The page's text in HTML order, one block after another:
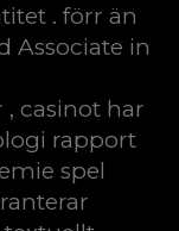
. förr än
Associate in
casinot har
rapport
spel